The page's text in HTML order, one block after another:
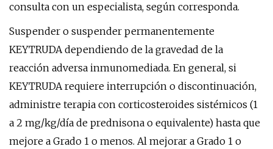
consulta con un especialista, según corresponda.
Suspender o suspender permanentemente
KEYTRUDA dependiendo de la gravedad de la
reacción adversa inmunomediada. En general, si
KEYTRUDA requiere interrupción o discontinuación,
administre terapia con corticosteroides sistémicos (1
a 2 mg/kg/día de prednisona o equivalente) hasta que
mejore a Grado 1 o menos. Al mejorar a Grado 1 o